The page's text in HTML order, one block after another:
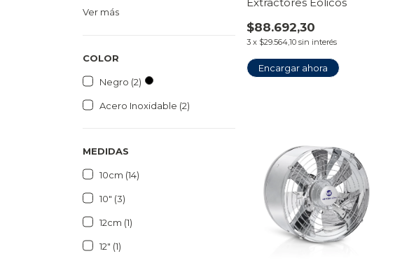
Ver más
COLOR
Negro (2)
Acero Inoxidable (2)
MEDIDAS
10cm (14)
10″ (3)
12cm (1)
12″ (1)
Extractores Eólicos
$88.692,30
3 x $29.564,10 sin interés
Encargar ahora